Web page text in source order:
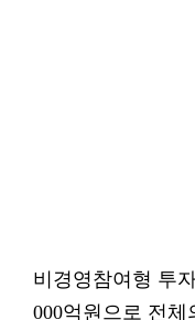
비경영참여형 투
000억원으로 전체